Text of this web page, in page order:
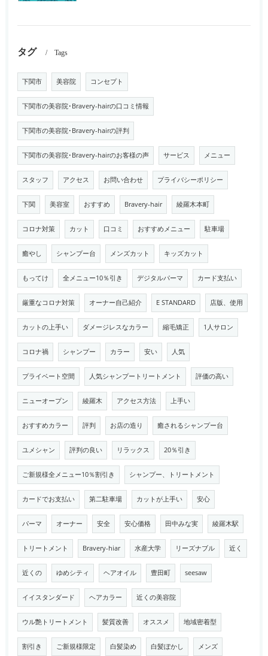
タグ Tags
下関市 美容院 コンセプト
下関市の美容院･Bravery-hairの口コミ情報
下関市の美容院･Bravery-hairの評判
下関市の美容院･Bravery-hairのお客様の声 サービス メニュー
スタッフ アクセス お問い合わせ プライバシーポリシー
下関 美容室 おすすめ Bravery-hair 綾羅木本町
コロナ対策 カット 口コミ おすすめメニュー 駐車場
癒やし シャンプー台 メンズカット キッズカット
もってけ 全メニュー10％引き デジタルパーマ カード支払い
厳重なコロナ対策 オーナー自己紹介 E STANDARD 店版、使用
カットの上手い ダメージレスなカラー 縮毛矯正 1人サロン
コロナ禍 シャンプー カラー 安い 人気
プライベート空間 人気シャンプートリートメント 評価の高い
ニューオープン 綾羅木 アクセス方法 上手い
おすすめカラー 評判 お店の造り 癒されるシャンプー台
ユメシャン 評判の良い リラックス 20％引き
ご新規様全メニュー10％割引き シャンプー、トリートメント
カードでお支払い 第二駐車場 カットが上手い 安心
パーマ オーナー 安全 安心価格 田中みな実 綾羅木駅
トリートメント Bravery-hiar 水産大学 リーズナブル 近く
近くの ゆめシティ ヘアオイル 豊田町 seesaw
イイスタンダード ヘアカラー 近くの美容院
ウル艶トリートメント 髪質改善 オススメ 地域密着型
割引き ご新規様限定 白髪染め 白髪ぼかし メンズ